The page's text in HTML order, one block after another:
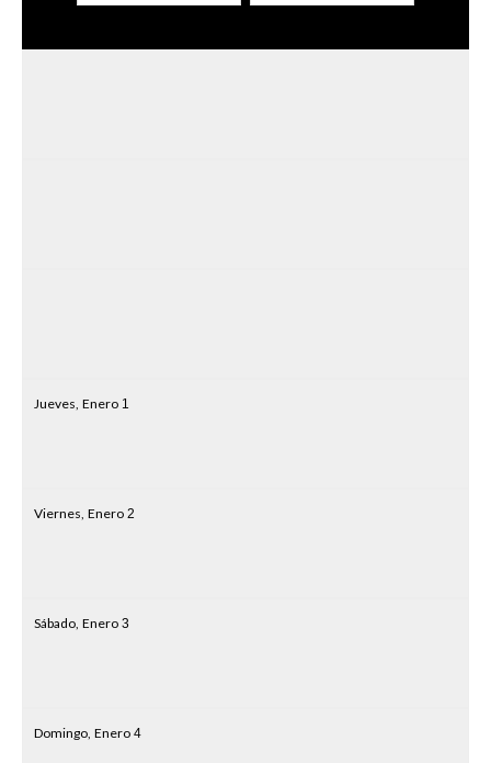
Jueves, Enero 1
Viernes, Enero 2
Sábado, Enero 3
Domingo, Enero 4